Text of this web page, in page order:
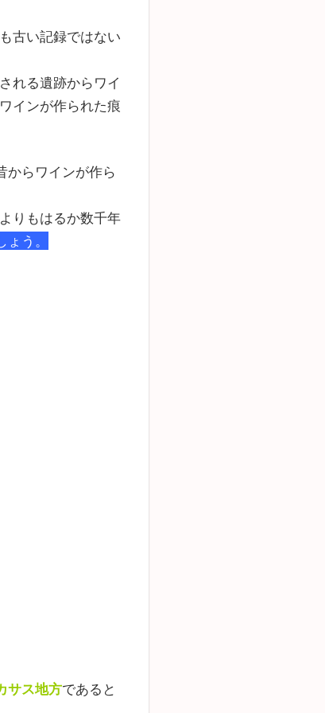
古い記録ではない
れる遺跡からワイ
インが作られた痕
からワインが作ら
りもはるか数千年
う。
サス地方であると